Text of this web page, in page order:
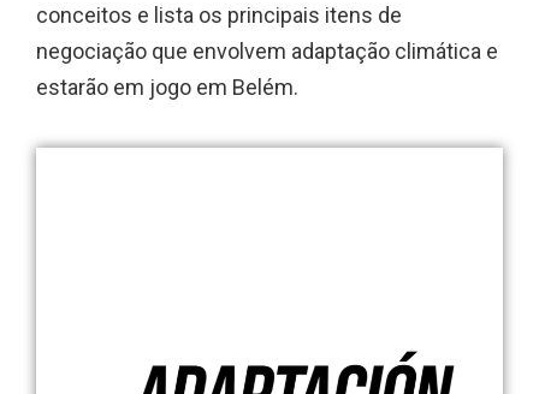
conceitos e lista os principais itens de
negociação que envolvem adaptação climática e
estarão em jogo em Belém.